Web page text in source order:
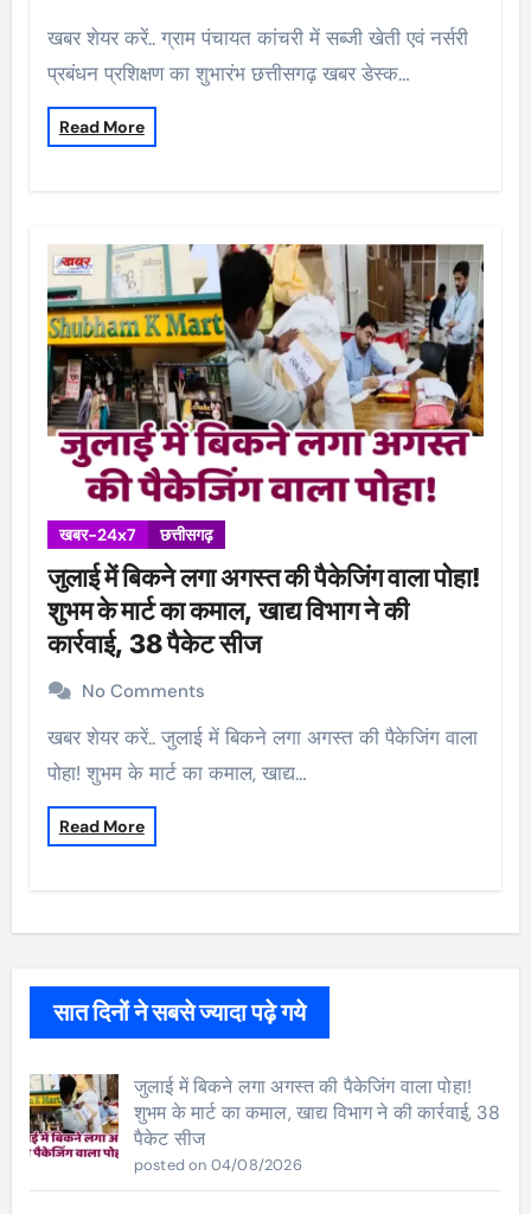
खबर शेयर करें.. ग्राम पंचायत कांचरी में सब्जी खेती एवं नर्सरी
प्रबंधन प्रशिक्षण का शुभारंभ छत्तीसगढ़ खबर डेस्क…
Read More
खबर-24x7 छत्तीसगढ़
जुलाई में बिकने लगा अगस्त की पैकेजिंग वाला पोहा!
शुभम के मार्ट का कमाल, खाद्य विभाग ने की
कार्रवाई, 38 पैकेट सीज
No Comments
खबर शेयर करें.. जुलाई में बिकने लगा अगस्त की पैकेजिंग वाला
पोहा! शुभम के मार्ट का कमाल, खाद्य…
Read More
सात दिनों ने सबसे ज्यादा पढ़े गये
जुलाई में बिकने लगा अगस्त की पैकेजिंग वाला पोहा!
शुभम के मार्ट का कमाल, खाद्य विभाग ने की कार्रवाई, 38
पैकेट सीज
posted on 04/08/2026